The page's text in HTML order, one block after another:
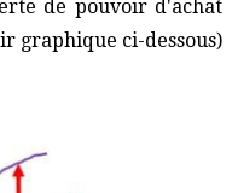
de pouvoir d'achat
graphique ci-dessous)